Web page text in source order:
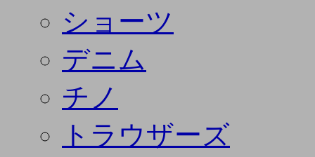
ショーツ
デニム
チノ
トラウザーズ